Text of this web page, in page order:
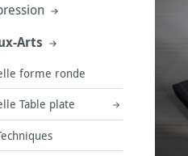
Arts
forme ronde
Table plate